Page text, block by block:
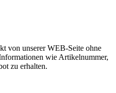
von unserer WEB-Seite ohne
wie Artikelnummer,
zu erhalten.